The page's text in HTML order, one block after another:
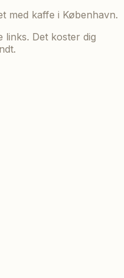
med kaffe i København.
links. Det koster dig